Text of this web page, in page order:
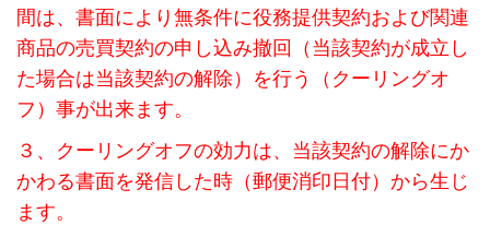
間は、書面により無条件に役務提供契約および関連
商品の売買契約の申し込み撤回（当該契約が成立し
た場合は当該契約の解除）を行う（クーリングオ
フ）事が出来ます。
３、クーリングオフの効力は、当該契約の解除にか
かわる書面を発信した時（郵便消印日付）から生じ
ます。